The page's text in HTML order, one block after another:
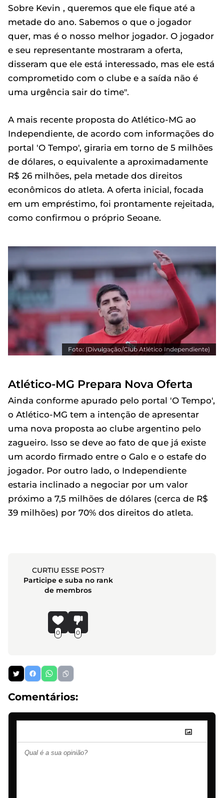
Sobre Kevin , queremos que ele fique até a
metade do ano. Sabemos o que o jogador
quer, mas é o nosso melhor jogador. O jogador
e seu representante mostraram a oferta,
disseram que ele está interessado, mas ele está
comprometido com o clube e a saída não é
uma urgência sair do time".
A mais recente proposta do Atlético-MG ao
Independiente, de acordo com informações do
portal 'O Tempo', giraria em torno de 5 milhões
de dólares, o equivalente a aproximadamente
R$ 26 milhões, pela metade dos direitos
econômicos do atleta. A oferta inicial, focada
em um empréstimo, foi prontamente rejeitada,
como confirmou o próprio Seoane.
Foto: (Divulgação/Club Atlético Independiente)
Atlético-MG Prepara Nova Oferta
Ainda conforme apurado pelo portal 'O Tempo',
o Atlético-MG tem a intenção de apresentar
uma nova proposta ao clube argentino pelo
zagueiro. Isso se deve ao fato de que já existe
um acordo firmado entre o Galo e o estafe do
jogador. Por outro lado, o Independiente
estaria inclinado a negociar por um valor
próximo a 7,5 milhões de dólares (cerca de R$
39 milhões) por 70% dos direitos do atleta.
CURTIU ESSE POST?
Participe e suba no rank
de membros
0 0
Comentários: